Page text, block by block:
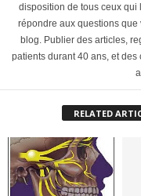
disposition de tous ceux
répondre aux questions
blog. Publier des articles,
patients durant 40 ans, et
RELATED